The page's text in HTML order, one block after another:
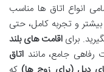
انواع اتاق ها مناسب
و تجربه کامل، حتی
برای اقامت های بلند
رفاهی جامع، مانند اتاق